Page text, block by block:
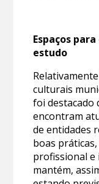
Espaços
estudo
culturais
foi destacado
encontram
de entidades
boas
profissional e
mantém,